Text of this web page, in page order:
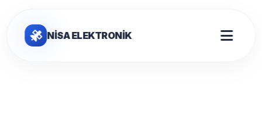
NİSA ELEKTRONİK